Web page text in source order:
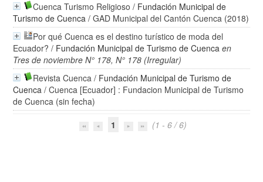
Cuenca Turismo Religioso / Fundación Municipal de
Turismo de Cuenca / GAD Municipal del Cantón Cuenca (2018)
Por qué Cuenca es el destino turístico de moda del
Ecuador? / Fundación Municipal de Turismo de Cuenca en
Tres de noviembre N° 178, N° 178 (Irregular)
Revista Cuenca / Fundación Municipal de Turismo de
Cuenca / Cuenca [Ecuador] : Fundacion Municipal de Turismo
de Cuenca (sin fecha)
1
(1 - 6 / 6)